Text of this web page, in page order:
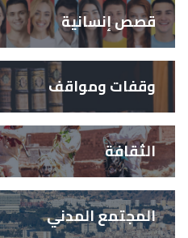
قصص إنسانية
وقفات ومواقف
الثقافة
المجتمع المدني